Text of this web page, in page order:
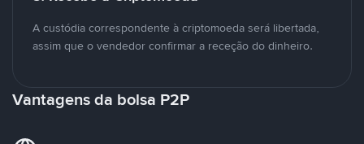
A custódia correspondente à criptomoeda será libertada,
assim que o vendedor confirmar a receção do dinheiro.
Vantagens da bolsa P2P